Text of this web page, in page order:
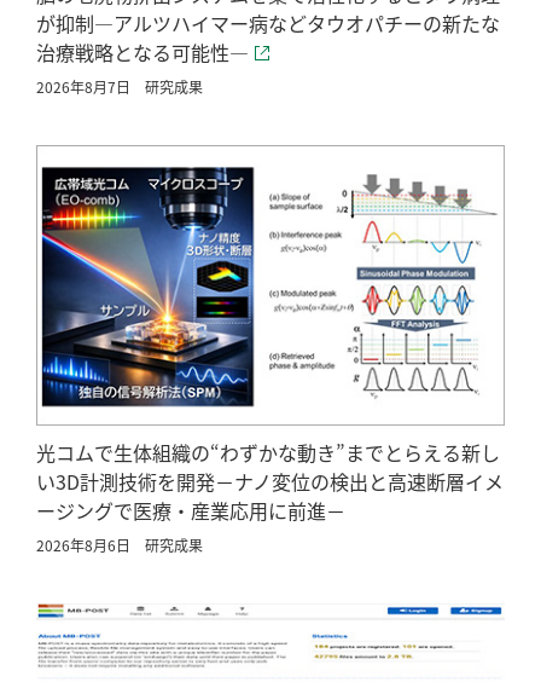
が抑制―アルツハイマー病などタウオパチーの新たな
治療戦略となる可能性―
2026年8月7日 研究成果
光コムで生体組織の“わずかな動き”までとらえる新し
い3D計測技術を開発－ナノ変位の検出と高速断層イメ
ージングで医療・産業応用に前進－
2026年8月6日 研究成果